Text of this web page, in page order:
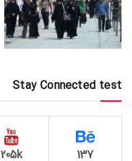
Stay Connected test
137
205k